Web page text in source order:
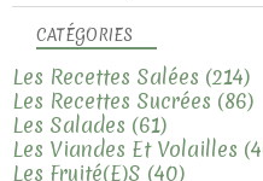
CATÉGORIES
Les Recettes Salées (214)
Les Recettes Sucrées (86)
Les Salades (61)
Les Viandes Et Volailles
Les Fruité(e)s (40)